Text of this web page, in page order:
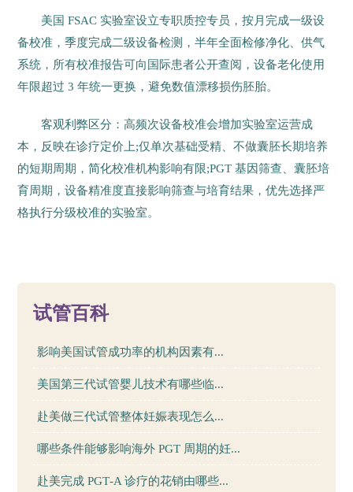
美国 FSAC 实验室设立专职质控专员，按月完成一级设
备校准，季度完成二级设备检测，半年全面检修净化、供气
系统，所有校准报告可向国际患者公开查阅，设备老化使用
年限超过 3 年统一更换，避免数值漂移损伤胚胎。
客观利弊区分：高频次设备校准会增加实验室运营成
本，反映在诊疗定价上;仅单次基础受精、不做囊胚长期培养
的短期周期，简化校准机构影响有限;PGT 基因筛查、囊胚培
育周期，设备精准度直接影响筛查与培育结果，优先选择严
格执行分级校准的实验室。
试管百科
影响美国试管成功率的机构因素有...
美国第三代试管婴儿技术有哪些临...
赴美做三代试管整体妊娠表现怎么...
哪些条件能够影响海外 PGT 周期的妊...
赴美完成 PGT‑A 诊疗的花销由哪些...